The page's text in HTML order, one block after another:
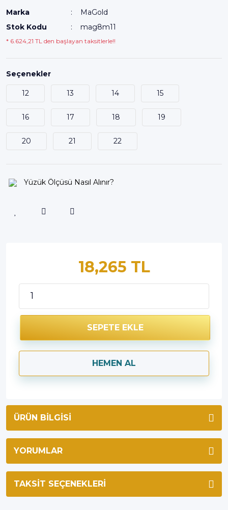
Marka
MaGold
Stok Kodu
mag8m11
* 6.624,21 TL den başlayan taksitlerle!!
Seçenekler
12 13 14 15
16 17 18 19
20 21 22
Yüzük Ölçüsü Nasıl Alınır?
18,265 TL
SEPETE EKLE
HEMEN AL
ÜRÜN BILGISI
YORUMLAR
TAKSIT SEÇENEKLERI